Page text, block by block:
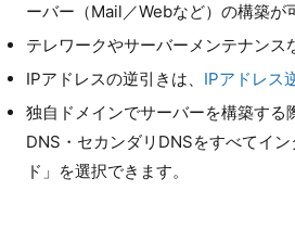
ーバー（Mail／Webなど）の構築が
テレワークやサーバーメンテナンス
IPアドレスの逆引きは、 IPアドレス
独自ドメインでサーバーを構築する
DNS・セカンダリDNSをすべてイ
ド」を選択できます。